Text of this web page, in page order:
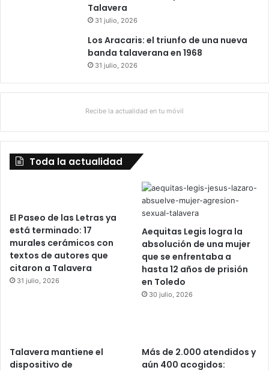
Talavera
31 julio, 2026
Los Aracaris: el triunfo de una nueva
banda talaverana en 1968
31 julio, 2026
Recibe la actualidad en tu móvil
Toda la actualidad
El Paseo de las Letras ya
está terminado: 17
murales cerámicos con
textos de autores que
citaron a Talavera
31 julio, 2026
Aequitas Legis logra la
absolución de una mujer
que se enfrentaba a
hasta 12 años de prisión
en Toledo
30 julio, 2026
Talavera mantiene el
dispositivo de
Más de 2.000 atendidos y
aún 400 acogidos: